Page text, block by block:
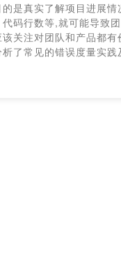
是真实了解项目进展
码行数等,就可能导致
关注对团队和产品都
了常见的错误度量实